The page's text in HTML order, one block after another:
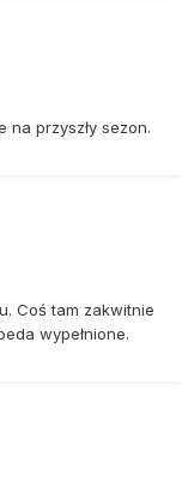
na przyszły sezon.
Coś tam zakwitnie
wypełnione.